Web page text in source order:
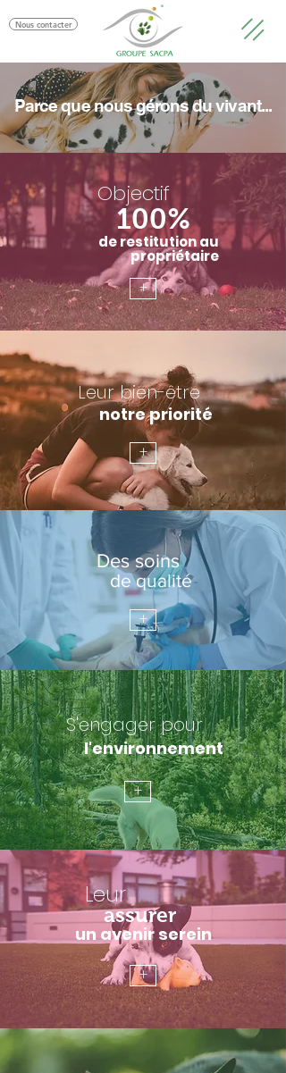
Nous contacter
Parce que nous gérons du vivant...
Objectif
de restitution au
propriétaire
100%
+
Leur bien-être
notre priorité
+
Des soins
de qualité
+
S'engager pour
l'environnement
+
Leur
assurer
un avenir serein
+